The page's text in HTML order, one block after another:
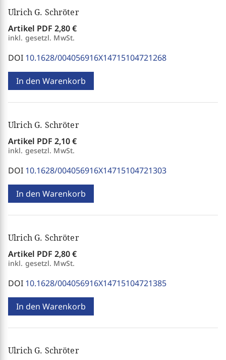
Ulrich G. Schröter
Artikel PDF 2,80 €
inkl. gesetzl. MwSt.
DOI 10.1628/004056916X14715104721268
In den Warenkorb
Ulrich G. Schröter
Artikel PDF 2,10 €
inkl. gesetzl. MwSt.
DOI 10.1628/004056916X14715104721303
In den Warenkorb
Ulrich G. Schröter
Artikel PDF 2,80 €
inkl. gesetzl. MwSt.
DOI 10.1628/004056916X14715104721385
In den Warenkorb
Ulrich G. Schröter